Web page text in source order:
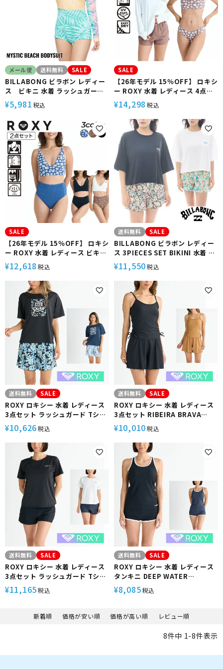
メール便 送料無料 SALE
BILLABONG ビラボン レディー
ス ビキニ 水着 ラッシュガード
ワンピース ビーチウェア 紫外線
対策 サーフィン サーフィン 長袖
¥5,981 税込
SALE
【26年モデル 15％OFF】 ロキシ
ー ROXY 水着 レディース 4点セ
ット ラッシュT ボードショーツ
ビキニ 塩素対応 UVカット 水陸両
用 体型カバー ビーチ プール アウ
トドア 2026 新作 3 CORAL
DAYS RSW261007
¥14,298 税込
SALE
【26年モデル 15％OFF】 ロキシ
ー ROXY 水着 レディース ビキニ
ハイウエスト 塩素対応 UVカット
Vネック ずれにくい 裏地付 サー
フィン ビーチ プール アクティブ
SAND FLOW RSW261003
¥12,618 税込
送料無料 SALE
BILLABONG ビラボン レディー
ス 3PIECES SET BIKINI 水着 半
袖Tシャツ サーフショーツ クロッ
プドタンクの3点セット 花柄
¥11,550税込
送料無料 SALE
ROXY ロキシー 水着 レディース
3点セット ラッシュガード Tシャ
ツ ブラトップ サーフパンツ
ARTSY FLORAL RSW251010
ラッシュガード 半袖 トップス ボ
ードショーツ セットアップ サー
フ サーフィン ブランド
¥10,626税込
送料無料 SALE
ROXY ロキシー 水着 レディース
3点セット RIBEIRA BRAVA
BEACH RSW251008 タンクトッ
プ ボトムス キュロット型 サーフ
パンツ セットアップ サーフ サー
フィン ブランド
¥10,010税込
送料無料 SALE
ROXY ロキシー 水着 レディース
3点セット ラッシュガード Tシャ
ツ ブラトップ サーフパンツ
ROXY STEP RSW251002 ラッ
ツ セットアップ ウェットスーツ
¥11,165税込
送料無料 SALE
ROXY ロキシー 水着 レディース
タンキニ DEEP WATER
RSW251001 ラッシュガード サ
ーフパンツ セットアップ ウェッ
ボードショーツ サーフ サーフィ
¥8,085税込
新着順 価格が安い順 価格が高い順 レビュー順
8件中 1-8件表示